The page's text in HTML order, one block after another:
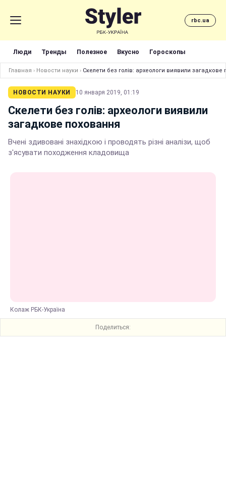
rbc.ua
Люди Тренды Полезное Вкусно Гороскопы
Главная › Новости науки › Скелети без голів: археологи виявили загадкове
НОВОСТИ НАУКИ 10 января 2019, 01:19
Скелети без голів: археологи виявили
загадкове поховання
Вчені здивовані знахідкою і проводять різні аналізи, щоб
з'ясувати походження кладовища
Колаж РБК-Україна
Поделиться: